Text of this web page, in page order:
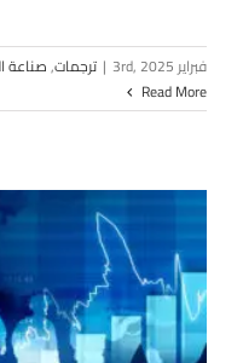
فبراير 3rd, 2025 | ترجمات,صناعة
Read More